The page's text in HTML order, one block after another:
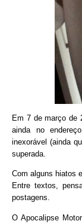
Em 7 de março de
ainda no
inexorável (ainda
superada.
Com alguns hiatos
Entre textos,
postagens.
O Apocalipse